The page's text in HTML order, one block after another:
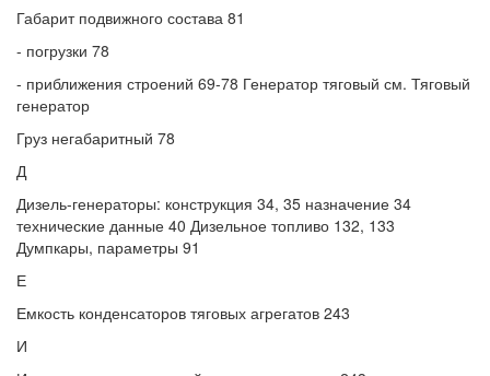
Габарит подвижного состава 81
- погрузки 78
- приближения строений 69-78 Генератор тяговый см. Тяговый
генератор
Груз негабаритный 78
Д
Дизель-генераторы: конструкция 34, 35 назначение 34
технические данные 40 Дизельное топливо 132, 133
Думпкары, параметры 91
Е
Емкость конденсаторов тяговых агрегатов 243
И